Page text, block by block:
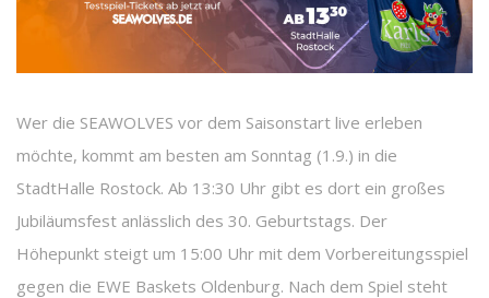
Wer die SEAWOLVES vor dem Saisonstart live erleben
möchte, kommt am besten am Sonntag (1.9.) in die
StadtHalle Rostock. Ab 13:30 Uhr gibt es dort ein großes
Jubiläumsfest anlässlich des 30. Geburtstags. Der
Höhepunkt steigt um 15:00 Uhr mit dem Vorbereitungsspiel
gegen die EWE Baskets Oldenburg. Nach dem Spiel steht